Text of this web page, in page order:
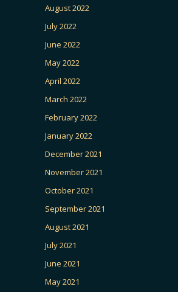
August 2022
July 2022
June 2022
May 2022
April 2022
March 2022
February 2022
January 2022
December 2021
November 2021
October 2021
September 2021
August 2021
July 2021
June 2021
May 2021